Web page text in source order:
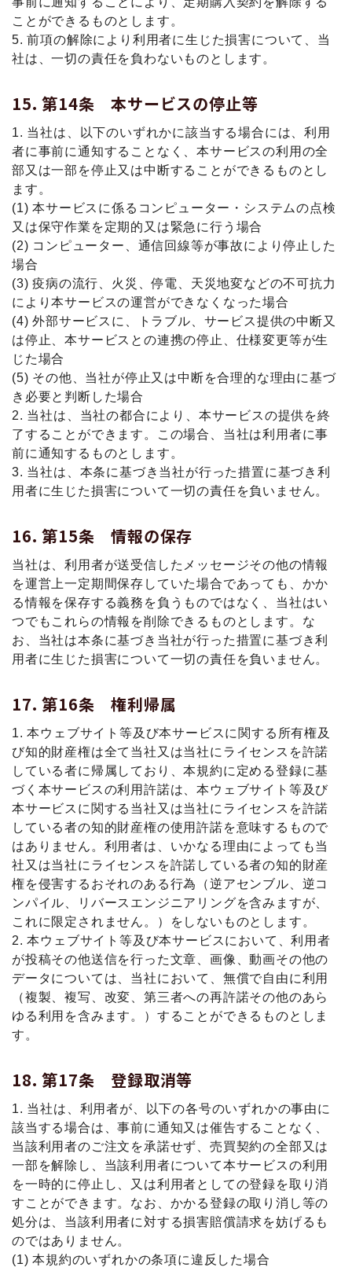
ことができるものとします。
5. 前項の解除により利⽤者に⽣じた損害について、当
社は、⼀切の責任を負わないものとします。
第14条 本サービスの停止等
1. 当社は、以下のいずれかに該当する場合には、利用
者に事前に通知することなく、本サービスの利用の全
部又は一部を停止又は中断することができるものとし
ます。
(1) 本サービスに係るコンピューター・システムの点検
又は保守作業を定期的又は緊急に行う場合
(2) コンピューター、通信回線等が事故により停止した
場合
(3) 疫病の流行、火災、停電、天災地変などの不可抗力
により本サービスの運営ができなくなった場合
(4) 外部サービスに、トラブル、サービス提供の中断又
は停止、本サービスとの連携の停止、仕様変更等が生
じた場合
(5) その他、当社が停止又は中断を合理的な理由に基づ
き必要と判断した場合
2. 当社は、当社の都合により、本サービスの提供を終
了することができます。この場合、当社は利用者に事
前に通知するものとします。
3. 当社は、本条に基づき当社が行った措置に基づき利
用者に生じた損害について一切の責任を負いません。
第15条 情報の保存
当社は、利用者が送受信したメッセージその他の情報
を運営上一定期間保存していた場合であっても、かか
る情報を保存する義務を負うものではなく、当社はい
つでもこれらの情報を削除できるものとします。な
お、当社は本条に基づき当社が行った措置に基づき利
用者に生じた損害について一切の責任を負いません。
第16条 権利帰属
1. 本ウェブサイト等及び本サービスに関する所有権及
び知的財産権は全て当社又は当社にライセンスを許諾
している者に帰属しており、本規約に定める登録に基
づく本サービスの利用許諾は、本ウェブサイト等及び
本サービスに関する当社又は当社にライセンスを許諾
している者の知的財産権の使用許諾を意味するもので
はありません。利用者は、いかなる理由によっても当
社又は当社にライセンスを許諾している者の知的財産
権を侵害するおそれのある行為（逆アセンブル、逆コ
ンパイル、リバースエンジニアリングを含みますが、
これに限定されません。）をしないものとします。
2. 本ウェブサイト等及び本サービスにおいて、利用者
が投稿その他送信を行った文章、画像、動画その他の
データについては、当社において、無償で自由に利用
（複製、複写、改変、第三者への再許諾その他のあら
ゆる利用を含みます。）することができるものとしま
す。
第17条 登録取消等
1. 当社は、利用者が、以下の各号のいずれかの事由に
該当する場合は、事前に通知又は催告することなく、
当該利⽤者のご注⽂を承諾せず、売買契約の全部又は
一部を解除し、当該利用者について本サービスの利用
を一時的に停止し、又は利用者としての登録を取り消
すことができます。なお、かかる登録の取り消し等の
処分は、当該利用者に対する損害賠償請求を妨げるも
のではありません。
(1) 本規約のいずれかの条項に違反した場合